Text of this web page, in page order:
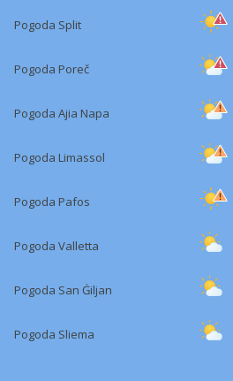
Pogoda Split
Pogoda Poreč
Pogoda Ajia Napa
Pogoda Limassol
Pogoda Pafos
Pogoda Valletta
Pogoda San Ġiljan
Pogoda Sliema